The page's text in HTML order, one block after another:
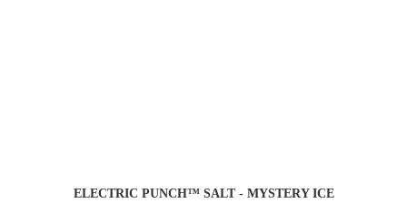
ELECTRIC PUNCH™ SALT - MYSTERY ICE